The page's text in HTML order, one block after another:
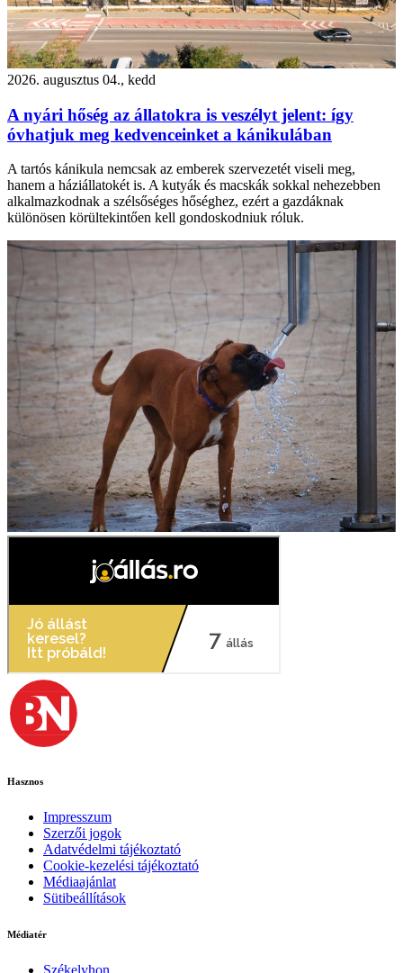
2026. augusztus 04., kedd
A nyári hőség az állatokra is veszélyt jelent: így
óvhatjuk meg kedvenceinket a kánikulában
A tartós kánikula nemcsak az emberek szervezetét viseli meg,
hanem a háziállatokét is. A kutyák és macskák sokkal nehezebben
alkalmazkodnak a szélsőséges hőséghez, ezért a gazdáknak
különösen körültekintően kell gondoskodniuk róluk.
Hasznos
Impresszum
Szerzői jogok
Adatvédelmi tájékoztató
Cookie-kezelési tájékoztató
Médiaajánlat
Sütibeállítások
Médiatér
Székelyhon